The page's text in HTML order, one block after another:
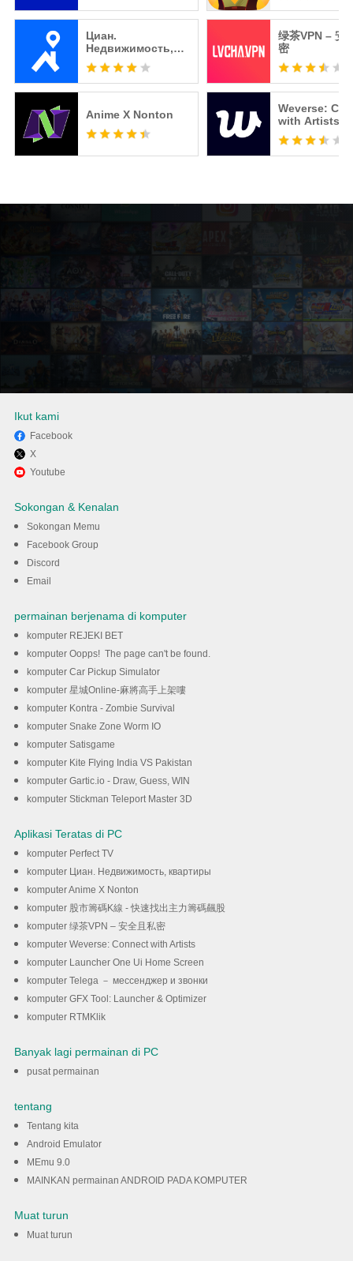
Циан.
Недвижимость,
квартиры
Anime X Nonton
绿茶VPN – 安
密
Weverse:
with Artists
Gunakan MENu untuk
mengalami OSN+ pada
komputer anda
Ikut kami
Facebook
X
Youtube
Sokongan & Kenalan
Sokongan Memu
Facebook Group
Discord
Email
permainan berjenama di komputer
komputer REJEKI BET
komputer Oopps! The page can't be found.
komputer Car Pickup Simulator
komputer 星城Online-麻將高手上架嘍
komputer Kontra - Zombie Survival
komputer Snake Zone Worm IO
komputer Satisgame
komputer Kite Flying India VS Pakistan
komputer Gartic.io - Draw, Guess, WIN
komputer Stickman Teleport Master 3D
Aplikasi Teratas di PC
komputer Perfect TV
komputer Циан. Недвижимость, квартиры
komputer Anime X Nonton
komputer 股市籌碼K線 - 快速找出主力籌碼飆股
komputer 绿茶VPN – 安全且私密
komputer Weverse: Connect with Artists
komputer Launcher One Ui Home Screen
komputer Telega － мессенджер и звонки
komputer GFX Tool: Launcher & Optimizer
komputer RTMKlik
Banyak lagi permainan di PC
pusat permainan
tentang
Tentang kita
Android Emulator
MEmu 9.0
MAINKAN permainan ANDROID PADA KOMPUTER
Muat turun
Muat turun